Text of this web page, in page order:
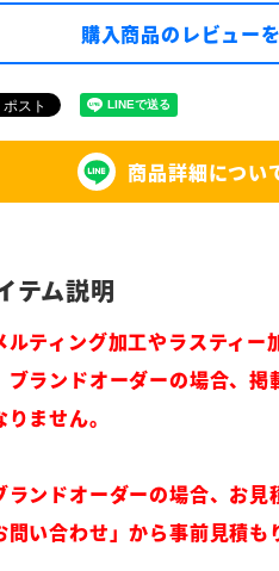
購入商品のレビュー
商品詳細につい
ティング加工やラスティー
ブランドオーダーの場合、
りません。
ンドオーダーの場合、お見
問い合わせ」から事前見積も